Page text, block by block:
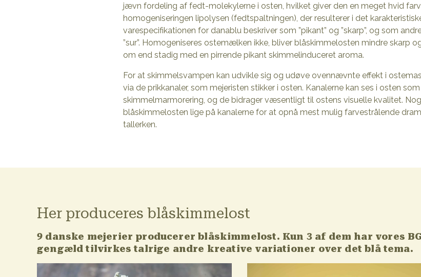
jævn fordeling af fedt-molekylerne i osten, hvilket giver den en meget hvid
homogeniseringen lipolysen (fedtspaltningen), der resulterer i det
varespecifikationen for danablu beskriver som ”pikant” og ”skarp”, og som
”sur”. Homogeniseres ostemælken ikke, bliver blåskimmelosten mindre skarp
om end stadig med en pirrende pikant skimmelinduceret aroma.
For at skimmelsvampen kan udvikle sig og udøve ovennævnte effekt i
via de prikkanaler, som mejeristen stikker i osten. Kanalerne kan ses i osten
skimmelmarmorering, og de bidrager væsentligt til ostens visuelle kvalitet.
blåskimmelosten lige på kanalerne for at opnå mest mulig farvestrålende
tallerken.
Her produceres blåskimmelost
9 danske mejerier producerer blåskimmelost. Kun 3 af dem har vores
gengæld tilvirkes talrige andre kreative variationer over det blå tema.